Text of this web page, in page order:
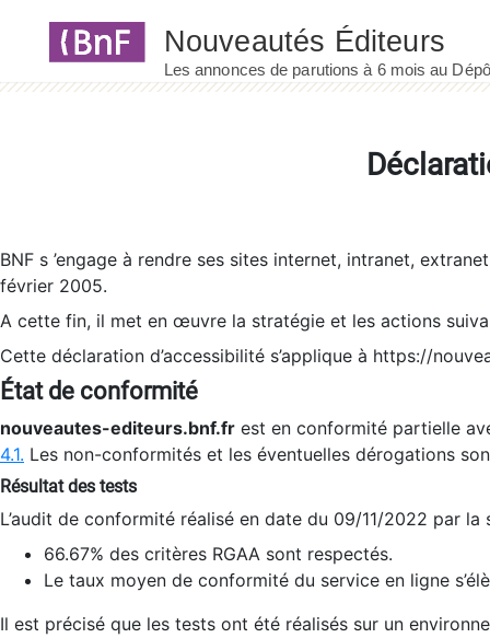
BNF s ’engage à rendre ses sites internet, intranet,
février 2005.
A cette fin, il met en œuvre la stratégie et les actions
Cette déclaration d’accessibilité s’applique à https://
État de conformité
nouveautes-editeurs.bnf.fr est en conformité partielle
4.1. Les non-conformités et les éventuelles dérogations
Résultat des tests
L’audit de conformité réalisé en date du 09/11/2022 par
66.67% des critères RGAA sont respectés.
Le taux moyen de conformité du service en ligne
Il est précisé que les tests ont été réalisés sur un